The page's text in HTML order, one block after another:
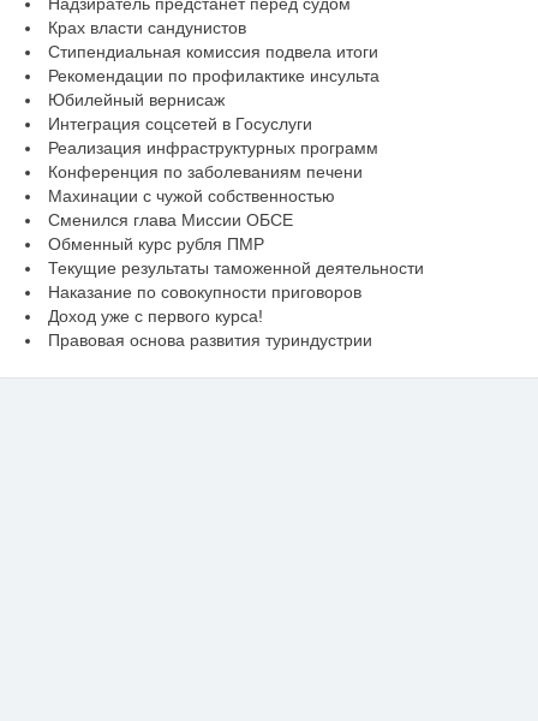
Надзиратель предстанет перед судом
Крах власти сандунистов
Стипендиальная комиссия подвела итоги
Рекомендации по профилактике инсульта
Юбилейный вернисаж
Интеграция соцсетей в Госуслуги
Реализация инфраструктурных программ
Конференция по заболеваниям печени
Махинации с чужой собственностью
Сменился глава Миссии ОБСЕ
Обменный курс рубля ПМР
Текущие результаты таможенной деятельности
Наказание по совокупности приговоров
Доход уже с первого курса!
Правовая основа развития туриндустрии